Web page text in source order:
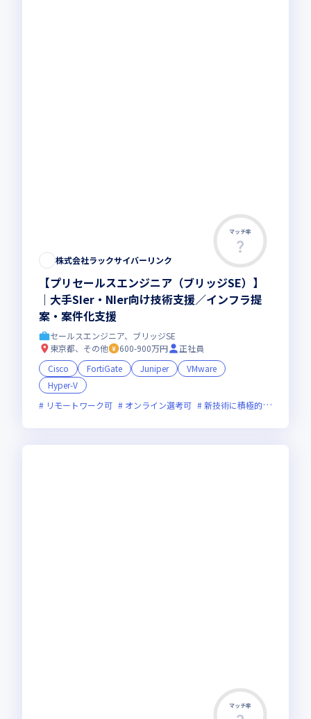
マッチ率
株式会社ラックサイバーリンク
【プリセールスエンジニア（ブリッジSE）】
｜大手SIer・NIer向け技術支援／インフラ提
案・案件化支援
セールスエンジニア、ブリッジSE
東京都、その他
600-900万円
正社員
Cisco
FortiGate Juniper
VMware
Hyper-V
リモートワーク可
オンライン選考可 新技術に積極的
マッチ率